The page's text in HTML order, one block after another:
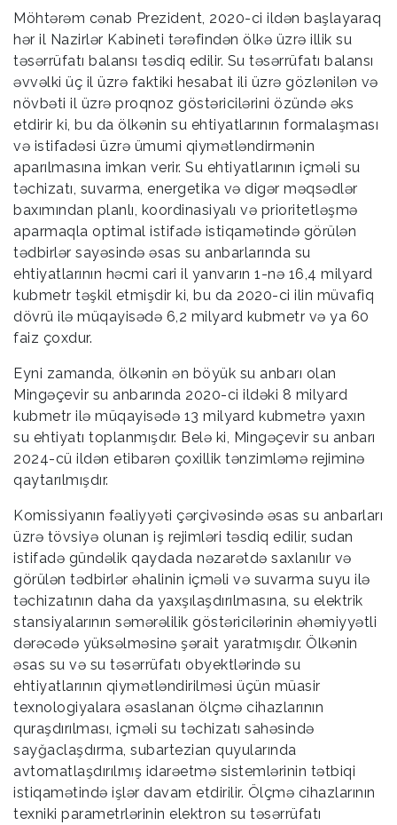
Möhtərəm cənab Prezident, 2020-ci ildən başlayaraq
hər il Nazirlər Kabineti tərəfindən ölkə üzrə illik su
təsərrüfatı balansı təsdiq edilir. Su təsərrüfatı balansı
əvvəlki üç il üzrə faktiki hesabat ili üzrə gözlənilən və
növbəti il üzrə proqnoz göstəricilərini özündə əks
etdirir ki, bu da ölkənin su ehtiyatlarının formalaşması
və istifadəsi üzrə ümumi qiymətləndirmənin
aparılmasına imkan verir. Su ehtiyatlarının içməli su
təchizatı, suvarma, energetika və digər məqsədlər
baxımından planlı, koordinasiyalı və prioritetləşmə
aparmaqla optimal istifadə istiqamətində görülən
tədbirlər sayəsində əsas su anbarlarında su
ehtiyatlarının həcmi cari il yanvarın 1-nə 16,4 milyard
kubmetr təşkil etmişdir ki, bu da 2020-ci ilin müvafiq
dövrü ilə müqayisədə 6,2 milyard kubmetr və ya 60
faiz çoxdur.
Eyni zamanda, ölkənin ən böyük su anbarı olan
Mingəçevir su anbarında 2020-ci ildəki 8 milyard
kubmetr ilə müqayisədə 13 milyard kubmetrə yaxın
su ehtiyatı toplanmışdır. Belə ki, Mingəçevir su anbarı
2024-cü ildən etibarən çoxillik tənzimləmə rejiminə
qaytarılmışdır.
Komissiyanın fəaliyyəti çərçivəsində əsas su anbarları
üzrə tövsiyə olunan iş rejimləri təsdiq edilir, sudan
istifadə gündəlik qaydada nəzarətdə saxlanılır və
görülən tədbirlər əhalinin içməli və suvarma suyu ilə
təchizatının daha da yaxşılaşdırılmasına, su elektrik
stansiyalarının səmərəlilik göstəricilərinin əhəmiyyətli
dərəcədə yüksəlməsinə şərait yaratmışdır. Ölkənin
əsas su və su təsərrüfatı obyektlərində su
ehtiyatlarının qiymətləndirilməsi üçün müasir
texnologiyalara əsaslanan ölçmə cihazlarının
quraşdırılması, içməli su təchizatı sahəsində
sayğaclaşdırma, subartezian quyularında
avtomatlaşdırılmış idarəetmə sistemlərinin tətbiqi
istiqamətində işlər davam etdirilir. Ölçmə cihazlarının
texniki parametrlərinin elektron su təsərrüfatı